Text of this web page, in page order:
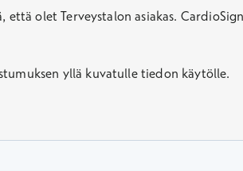
olet Terveystalon asiakas.
yllä kuvatulle tiedon käytölle.